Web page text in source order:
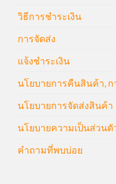
วิธีการชำระเงิน
การจัดส่ง
แจ้งชำระเงิน
นโยบายการคืนสินค้า, ก
นโยบายการจัดส่งสินค้า
นโยบายความเป็นส่วนตั
คำถามที่พบบ่อย